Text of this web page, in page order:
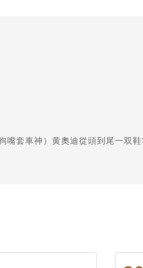
套車神）黄奧迪從頭到尾一双